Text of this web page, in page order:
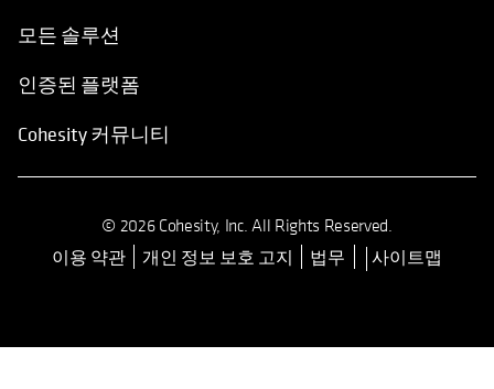
모든 솔루션
인증된 플랫폼
Cohesity 커뮤니티
© 2026 Cohesity, Inc. All Rights Reserved.
이용 약관 opens in a new tab
개인 정보 보호 고지 법무 사이트맵